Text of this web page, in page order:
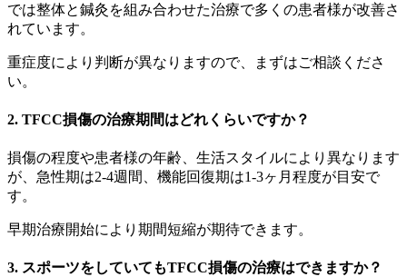
では整体と鍼灸を組み合わせた治療で多くの患者様が改善さ
れています。
重症度により判断が異なりますので、まずはご相談くださ
い。
2. TFCC損傷の治療期間はどれくらいですか？
損傷の程度や患者様の年齢、生活スタイルにより異なります
が、急性期は2-4週間、機能回復期は1-3ヶ月程度が目安で
す。
早期治療開始により期間短縮が期待できます。
3. スポーツをしていてもTFCC損傷の治療はできますか？